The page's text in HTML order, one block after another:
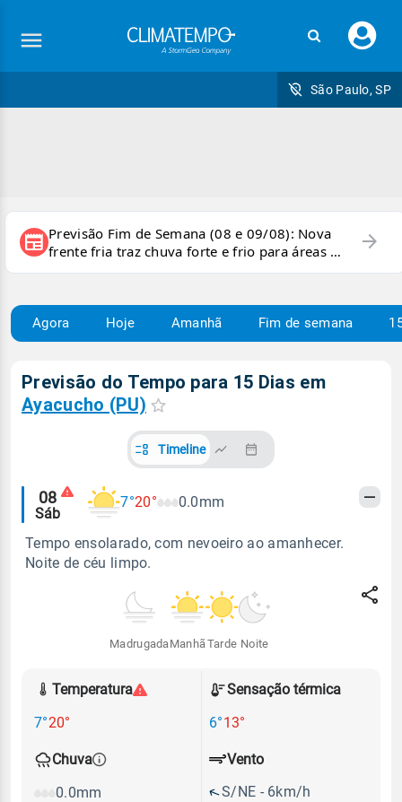
seu
São Paulo, SP
newspaper Previsão Fim de Semana (08 e 09/08): Nova
frente fria traz chuva forte e frio para áreas do
país
arrow_forward
Agora Hoje Amanhã Fim de semana
Previsão do Tempo para 15 Dias em
Ayacucho (PU)
Timeline
Alertas
meteorológicos
08
Sáb
7°20° 0.0mm
Tempo ensolarado, com nevoeiro ao amanhecer.
Noite de céu limpo.
Madrugada Manhã Tarde Noite
Temperatura
7°20°
Sensação térmica
6°13°
Chuva
0.0mm
Vento
S/NE - 6km/h